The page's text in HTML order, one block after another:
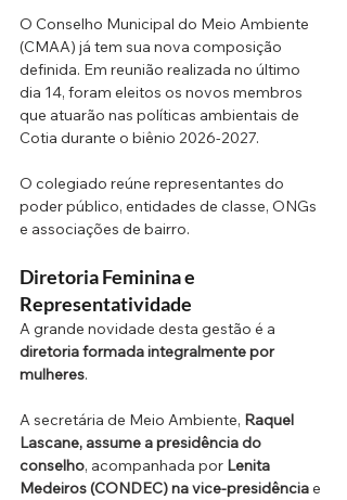
O Conselho Municipal do Meio Ambiente
(CMAA) já tem sua nova composição
definida. Em reunião realizada no último
dia 14, foram eleitos os novos membros
que atuarão nas políticas ambientais de
Cotia durante o biênio 2026-2027.
O colegiado reúne representantes do
poder público, entidades de classe, ONGs
e associações de bairro.
Diretoria Feminina e
Representatividade
A grande novidade desta gestão é a
diretoria formada integralmente por
mulheres.
A secretária de Meio Ambiente, Raquel
Lascane, assume a presidência do
conselho, acompanhada por Lenita
Medeiros (CONDEC) na vice-presidência e